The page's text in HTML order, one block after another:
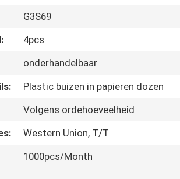
G3S69
4pcs
onderhandelbaar
Plastic buizen in papieren dozen
Volgens ordehoeveelheid
Western Union, T/T
1000pcs/Month